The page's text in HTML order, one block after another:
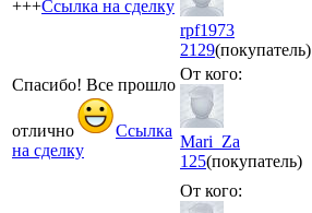
+++Ссылка на сделку
rpf1973
2129(покупатель)
Спасибо! Все прошло
отлично
Ссылка
на сделку
От кого:
Mari_Za
125(покупатель)
От кого: